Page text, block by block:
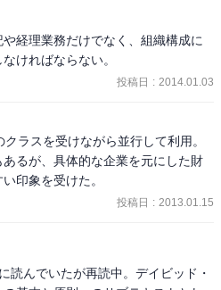
考えがない。特別損益の範囲を厳
売管理費へ。
制適用。
金が会社の内部に留保されるとい
自己金融効果と言われる。
の定額法は、欧米では主流。
ンセラブル、フルペイアウト。
行ったときに発生する為、税務面
も捉えられる。
定科目法、定額控除法、回帰分
ず。
より上回っている場合は、収益職
経理業務だけでなく、組織構成に
ければならない。
投稿日 : 2014.01.03
ラスを受けながら並行して利用。
るが、具体的な企業を元にした財
印象を受けた。
投稿日 : 2013.01.15
読んでいたが再読中。デイビッド・